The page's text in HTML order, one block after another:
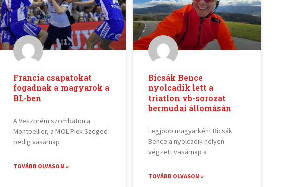
Francia csapatokat
fogadnak a magyarok a
BL-ben
A Veszprém szombaton a
Montpellier, a MOL-Pick Szeged
pedig vasárnap
TOVÁBB OLVASOM »
Bicsák Bence
nyolcadik lett a
triatlon vb-sorozat
bermudai állomásán
Legjobb magyarként Bicsák
Bence a nyolcadik helyen
végzett vasárnap a
TOVÁBB OLVASOM »